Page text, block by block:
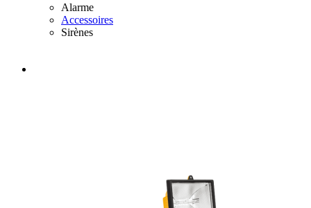
Alarme
Accessoires
Sirènes